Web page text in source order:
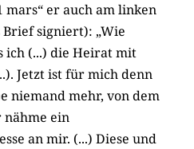
mars“ er auch am linken
signiert): „Wie
ich (...) die Heirat mit
Jetzt ist für mich denn
niemand mehr, von dem
nähme ein
an mir. (...) Diese und